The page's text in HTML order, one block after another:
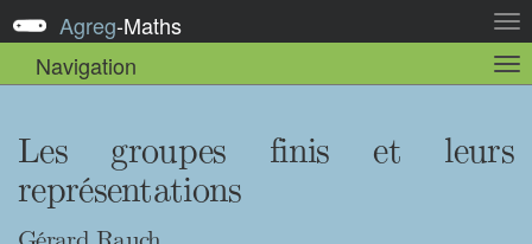
la
Agreg-Maths
Navigation
la
Les groupes finis et leurs
représentations